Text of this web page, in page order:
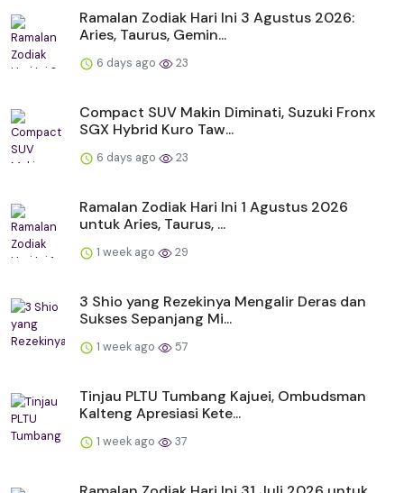
Ramalan Zodiak Hari Ini 3 Agustus 2026:
Aries, Taurus, Gemin...
6 days ago 23
Compact SUV Makin Diminati, Suzuki Fronx
SGX Hybrid Kuro Taw...
6 days ago 23
Ramalan Zodiak Hari Ini 1 Agustus 2026
untuk Aries, Taurus, ...
1 week ago 29
3 Shio yang Rezekinya Mengalir Deras dan
Sukses Sepanjang Mi...
1 week ago 57
Tinjau PLTU Tumbang Kajuei, Ombudsman
Kalteng Apresiasi Kete...
1 week ago 37